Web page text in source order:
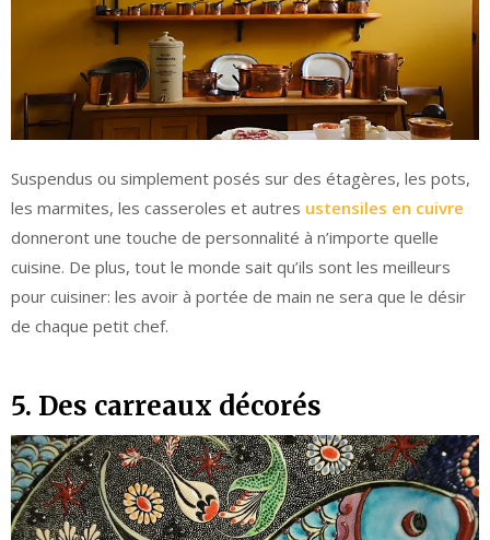
Suspendus ou simplement posés sur des étagères, les pots,
les marmites, les casseroles et autres ustensiles en cuivre
donneront une touche de personnalité à n’importe quelle
cuisine. De plus, tout le monde sait qu’ils sont les meilleurs
pour cuisiner: les avoir à portée de main ne sera que le désir
de chaque petit chef.
5. Des carreaux décorés